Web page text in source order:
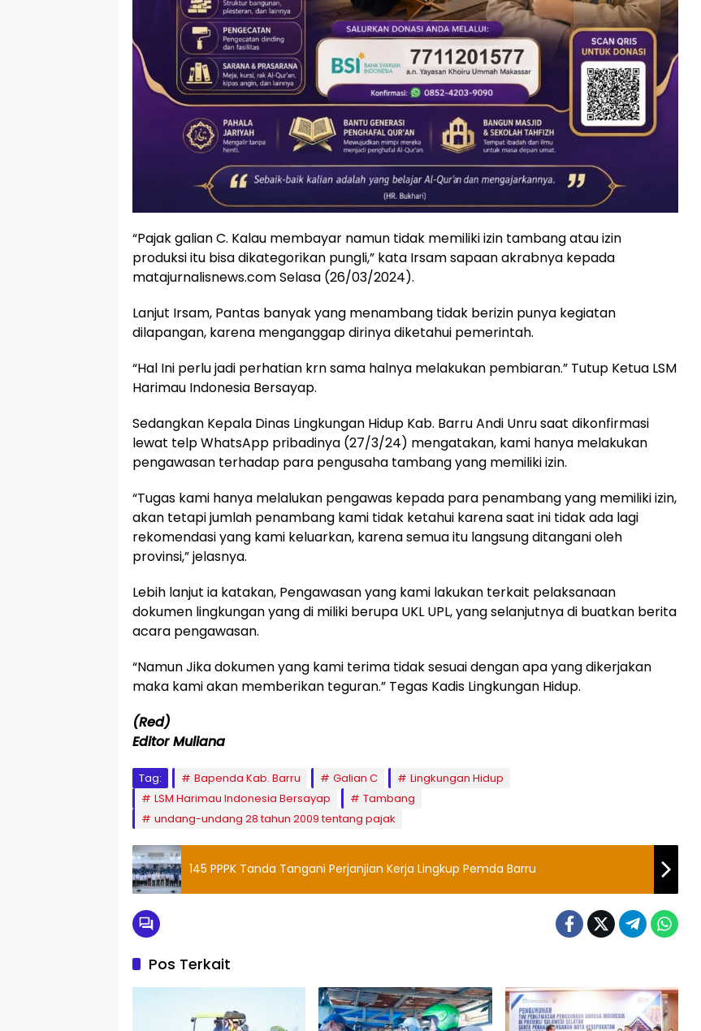
“Pajak galian C. Kalau membayar namun tidak memiliki izin tambang atau izin
produksi itu bisa dikategorikan pungli,” kata Irsam sapaan akrabnya kepada
matajurnalisnews.com Selasa (26/03/2024).
Lanjut Irsam, Pantas banyak yang menambang tidak berizin punya kegiatan
dilapangan, karena menganggap dirinya diketahui pemerintah.
“Hal Ini perlu jadi perhatian krn sama halnya melakukan pembiaran.” Tutup Ketua LSM
Harimau Indonesia Bersayap.
Sedangkan Kepala Dinas Lingkungan Hidup Kab. Barru Andi Unru saat dikonfirmasi
lewat telp WhatsApp pribadinya (27/3/24) mengatakan, kami hanya melakukan
pengawasan terhadap para pengusaha tambang yang memiliki izin.
“Tugas kami hanya melalukan pengawas kepada para penambang yang memiliki izin,
akan tetapi jumlah penambang kami tidak ketahui karena saat ini tidak ada lagi
rekomendasi yang kami keluarkan, karena semua itu langsung ditangani oleh
provinsi,” jelasnya.
Lebih lanjut ia katakan, Pengawasan yang kami lakukan terkait pelaksanaan
dokumen lingkungan yang di miliki berupa UKL UPL, yang selanjutnya di buatkan berita
acara pengawasan.
“Namun Jika dokumen yang kami terima tidak sesuai dengan apa yang dikerjakan
maka kami akan memberikan teguran.” Tegas Kadis Lingkungan Hidup.
(Red)
Editor Muliana
Tag: Bapenda Kab. Barru Galian C
Lingkungan Hidup
LSM Harimau Indonesia Bersayap
Tambang
undang-undang 28 tahun 2009 tentang pajak
145 PPPK Tanda Tangani Perjanjian Kerja Lingkup Pemda Barru
Pos Terkait